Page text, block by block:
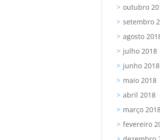
outubro
setembro
agosto
julho 2018
junho 2018
maio 2018
abril 2018
março
fevereiro